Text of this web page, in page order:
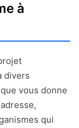
à
divers
vous donne
qui